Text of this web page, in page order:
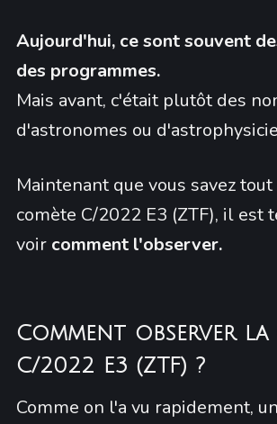
Aujourd'hui, ce sont souvent
des programmes.
Mais avant, c'était plutôt des
d'astronomes ou
Maintenant que vous savez
comète C/2022 E3 (ZTF), il est
voir comment l'observer.
Comment observer la
C/2022 E3 (ZTF) ?
Comme on l'a vu rapidement,